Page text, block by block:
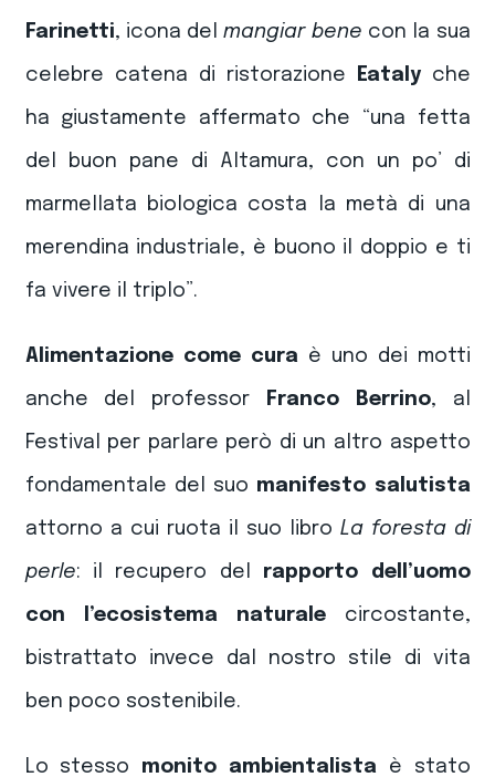
Farinetti, icona delmangiar bene con la sua
celebre catena di ristorazione Eatalyche
ha giustamente affermato che “una fetta
del buon pane di Altamura, con un po’ di
marmellata biologica costa la metà di una
merendina industriale, è buono il doppio e ti
fa vivere il triplo”.
Alimentazione come cura è uno dei motti
anche del professor Franco Berrino, al
Festival per parlare però di un altro aspetto
fondamentale del suo manifesto salutista
attorno a cui ruota il suo libro La foresta di
perle: il recupero del rapporto dell’uomo
con l’ecosistema naturalecircostante,
bistrattato invece dal nostro stile di vita
ben poco sostenibile.
Lo stesso monito ambientalista è stato